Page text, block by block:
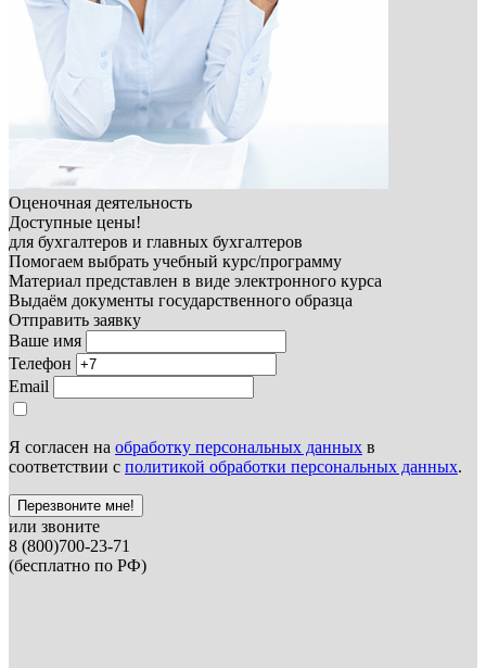
Оценочная деятельность
Доступные цены!
для бухгалтеров и главных бухгалтеров
Помогаем выбрать учебный курс/программу
Материал представлен в виде электронного курса
Выдаём документы государственного образца
Отправить заявку
Ваше имя
Телефон
Email
Я согласен на обработку персональных данных в
соответствии с политикой обработки персональных данных.
Перезвоните мне!
или звоните
8 (800)700-23-71
(бесплатно по РФ)